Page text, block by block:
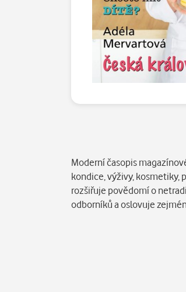
Moderní časopis
kondice, výživy, kosmetiky,
rozšiřuje povědomí o
odborníků a oslovuje